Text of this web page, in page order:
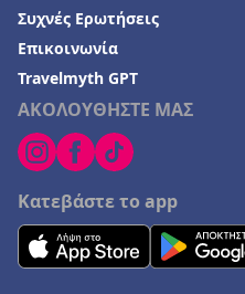
Ξενοδοχεία στον Πλακιά
Ξενοδοχεία στην Καλόγρια
ΑΚΟΛΟΥΘΗΣΤΕ ΜΑΣ
Κατεβάστε το app
Συχνές Ερωτήσεις
Επικοινωνία
Travelmyth GPT